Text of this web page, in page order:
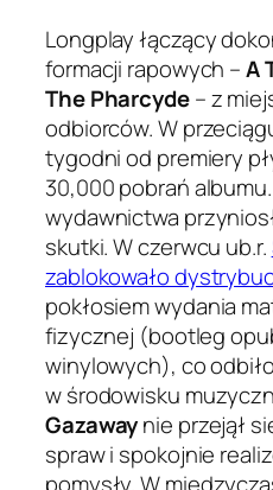
Longplay łączący
formacji rapowych –A
The Pharcyde– z
odbiorców. W
tygodni od premiery
30,000 pobrań
wydawnictwa
skutki. W czerwcu ub.r.
zablokowało
pokłosiem wydania
fizycznej (bootleg
winylowych), co
w środowisku
Gazawaynie przejął
spraw i spokojnie